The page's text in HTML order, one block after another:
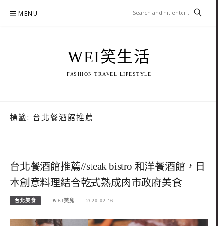
MENU
WEI笑生活
FASHION TRAVEL LIFESTYLE
標籤: 台北餐酒館推薦
台北餐酒館推薦//steak bistro 和洋餐酒館，日
本創意料理結合乾式熟成肉市政府美食
台北美食 WEI笑兒 2020-02-16